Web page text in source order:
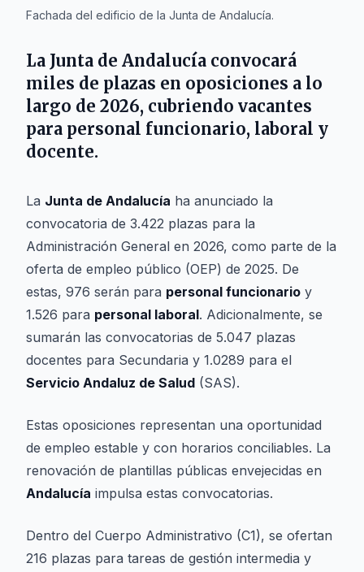
Fachada del edificio de la Junta de Andalucía.
La Junta de Andalucía convocará
miles de plazas en oposiciones a lo
largo de 2026, cubriendo vacantes
para personal funcionario, laboral y
docente.
La Junta de Andalucía ha anunciado la
convocatoria de 3.422 plazas para la
Administración General en 2026, como parte de la
oferta de empleo público (OEP) de 2025. De
estas, 976 serán para personal funcionario y
1.526 para personal laboral. Adicionalmente, se
sumarán las convocatorias de 5.047 plazas
docentes para Secundaria y 1.0289 para el
Servicio Andaluz de Salud (SAS).
Estas oposiciones representan una oportunidad
de empleo estable y con horarios conciliables. La
renovación de plantillas públicas envejecidas en
Andalucía impulsa estas convocatorias.
Dentro del Cuerpo Administrativo (C1), se ofertan
216 plazas para tareas de gestión intermedia y